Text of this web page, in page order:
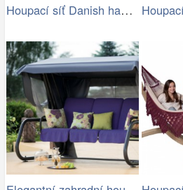
Houpací síť Danish hammock - Artedio.cz